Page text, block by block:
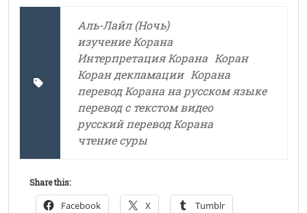
Аль-Лайл (Ночь)
изучение Корана
Интерпретация Корана Коран
Коран декламации Корана
перевод Корана на русском языке
перевод с текстом видео
русский перевод Корана
чтение суры
Share this:
Facebook X Tumblr